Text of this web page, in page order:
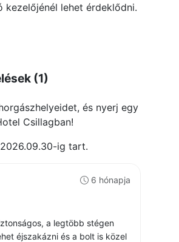
kezelőjénél lehet érdeklődni.
(1)
és nyerj egy
Csillagban!
ig tart.
6 hónapja
a legtöbb stégen
éjszakázni és a bolt is közel